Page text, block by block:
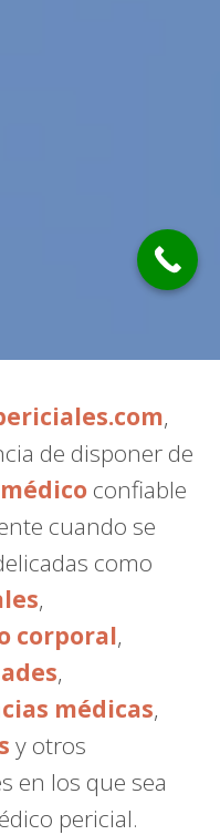
,
de disponer de
confiable
cuando se
como
,
corporal,
,
médicas,
y otros
en los que sea
pericial.